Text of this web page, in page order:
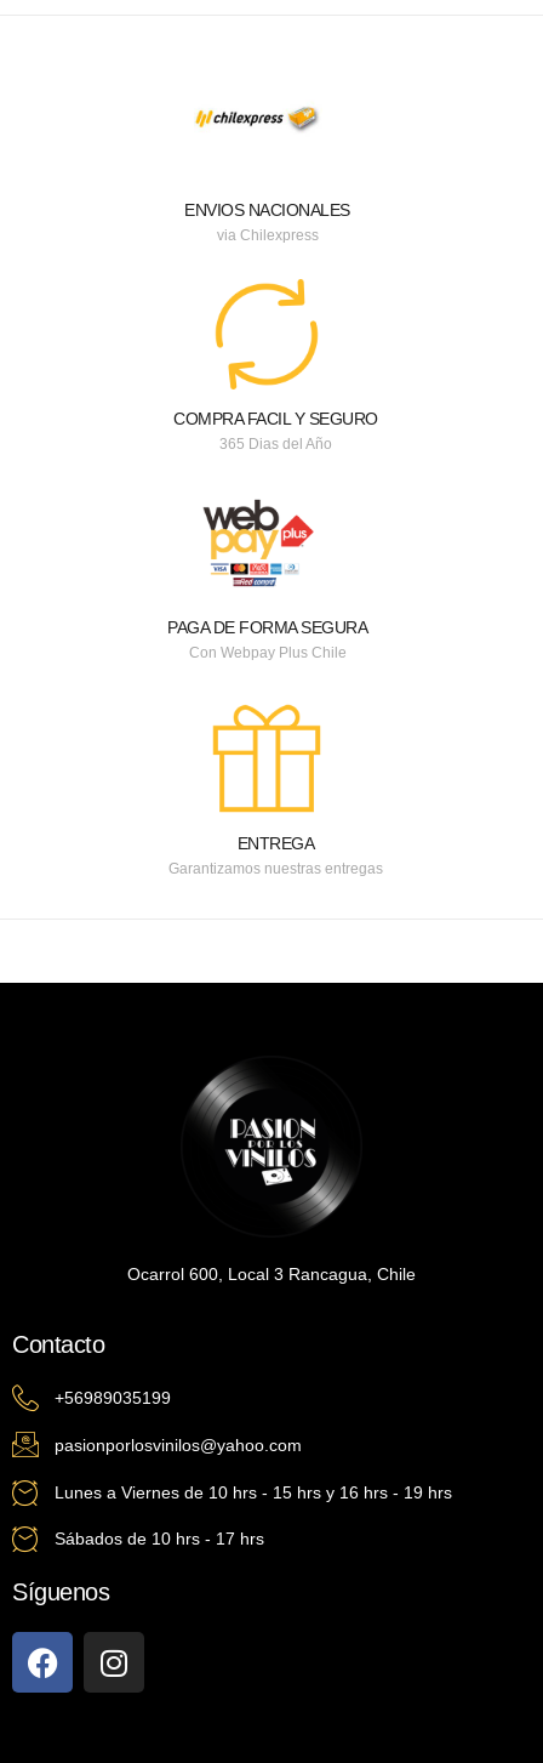
ENVIOS NACIONALES
via Chilexpress
COMPRA FACIL Y SEGURO
365 Dias del Año
PAGA DE FORMA SEGURA
Con Webpay Plus Chile
ENTREGA
Garantizamos nuestras entregas
Ocarrol 600, Local 3 Rancagua, Chile
Contacto
+56989035199
pasionporlosvinilos@yahoo.com
Lunes a Viernes de 10 hrs - 15 hrs y 16 hrs - 19 hrs
Sábados de 10 hrs - 17 hrs
Síguenos